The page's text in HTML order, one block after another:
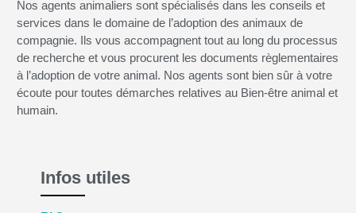
Nos agents animaliers sont spécialisés dans les conseils et
services dans le domaine de l’adoption des animaux de
compagnie. Ils vous accompagnent tout au long du processus
de recherche et vous procurent les documents règlementaires
à l’adoption de votre animal. Nos agents sont bien sûr à votre
écoute pour toutes démarches relatives au Bien-être animal et
humain.
Infos utiles